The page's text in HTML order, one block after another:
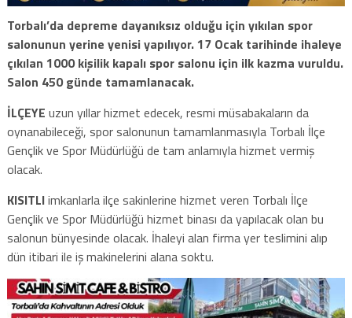
Torbalı’da depreme dayanıksız olduğu için yıkılan spor
salonunun yerine yenisi yapılıyor. 17 Ocak tarihinde ihaleye
çıkılan 1000 kişilik kapalı spor salonu için ilk kazma vuruldu.
Salon 450 günde tamamlanacak.
İLÇEYE uzun yıllar hizmet edecek, resmi müsabakaların da
oynanabileceği, spor salonunun tamamlanmasıyla Torbalı İlçe
Gençlik ve Spor Müdürlüğü de tam anlamıyla hizmet vermiş
olacak.
KISITLIimkanlarla ilçe sakinlerine hizmet veren Torbalı İlçe
Gençlik ve Spor Müdürlüğü hizmet binası da yapılacak olan bu
salonun bünyesinde olacak. İhaleyi alan firma yer teslimini alıp
dün itibari ile iş makinelerini alana soktu.